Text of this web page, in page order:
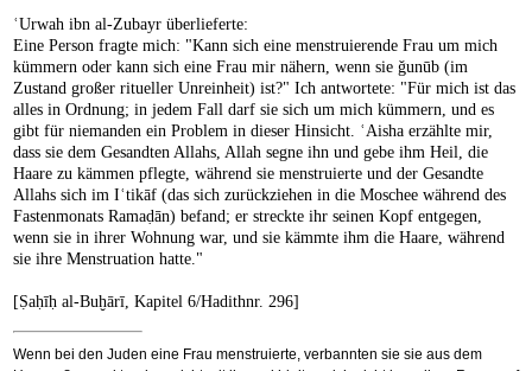
ʿUrwah ibn al-Zubayr überlieferte:
Eine Person fragte mich: "Kann sich eine menstruierende Frau um mich
kümmern oder kann sich eine Frau mir nähern, wenn sie ǧunūb (im
Zustand großer ritueller Unreinheit) ist?" Ich antwortete: "Für mich ist das
alles in Ordnung; in jedem Fall darf sie sich um mich kümmern, und es
gibt für niemanden ein Problem in dieser Hinsicht. ʿAisha erzählte mir,
dass sie dem Gesandten Allahs, Allah segne ihn und gebe ihm Heil, die
Haare zu kämmen pflegte, während sie menstruierte und der Gesandte
Allahs sich im Iʿtikāf (das sich zurückziehen in die Moschee während des
Fastenmonats Ramaḍān) befand; er streckte ihr seinen Kopf entgegen,
wenn sie in ihrer Wohnung war, und sie kämmte ihm die Haare, während
sie ihre Menstruation hatte."
[Ṣaḥīḥ al-Buḫārī, Kapitel 6/Hadithnr. 296]
Wenn bei den Juden eine Frau menstruierte, verbannten sie sie aus dem